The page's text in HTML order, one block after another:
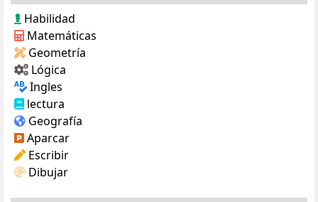
Habilidad
Matemáticas
Geometría
Lógica
Ingles
lectura
Geografía
Aparcar
Escribir
Dibujar